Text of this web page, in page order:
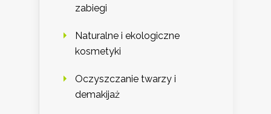
zabiegi
Naturalne i ekologiczne
kosmetyki
Oczyszczanie twarzy i
demakijaż